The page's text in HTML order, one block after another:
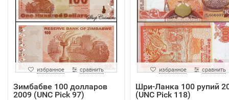
избранное сравнить
Зимбабве 100 долларов
2009 (UNC Pick 97)
избранное сравнить
Шри-Ланка 100 рупий
(UNC Pick 118)